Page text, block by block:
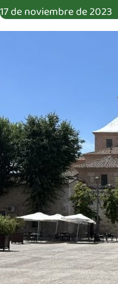
17 de noviembre de 2023